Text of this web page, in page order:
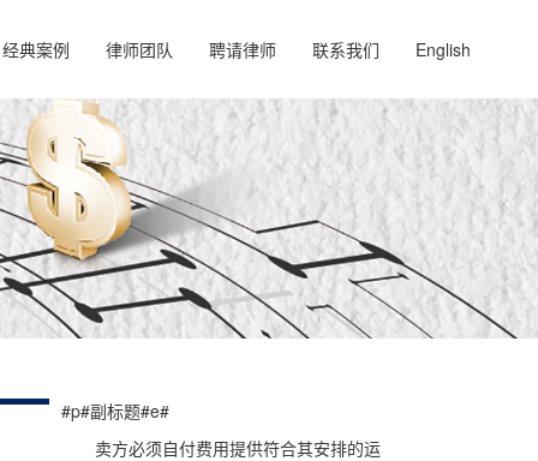
经典案例 律师团队 聘请律师 联系我们 English
#p#副标题#e#
卖方必须自付费用提供符合其安排的运